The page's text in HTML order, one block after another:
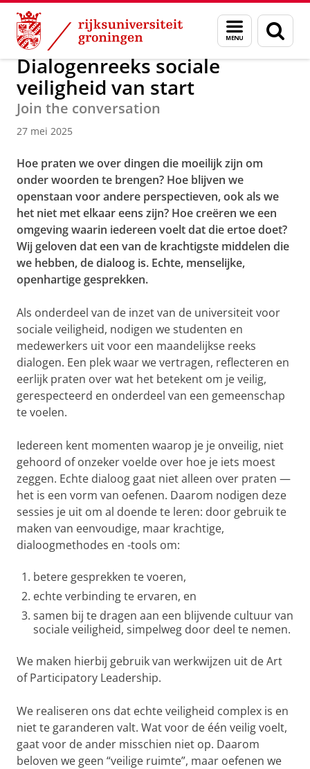
Skip
Content
Skip
Navigation
Menu
en
zoeken
Over ons Beleid en strategie Sociale Veiligheid
Dialogenreeks sociale
veiligheid van start
Join the conversation
27 mei 2025
Hoe praten we over dingen die moeilijk zijn om
onder woorden te brengen? Hoe blijven we
openstaan voor andere perspectieven, ook als we
het niet met elkaar eens zijn? Hoe creëren we een
omgeving waarin iedereen voelt dat die ertoe doet?
Wij geloven dat een van de krachtigste middelen die
we hebben, de dialoog is. Echte, menselijke,
openhartige gesprekken.
Als onderdeel van de inzet van de universiteit voor
sociale veiligheid, nodigen we studenten en
medewerkers uit voor een maandelijkse reeks
dialogen. Een plek waar we vertragen, reflecteren en
eerlijk praten over wat het betekent om je veilig,
gerespecteerd en onderdeel van een gemeenschap
te voelen.
Iedereen kent momenten waarop je je onveilig, niet
gehoord of onzeker voelde over hoe je iets moest
zeggen. Echte dialoog gaat niet alleen over praten —
het is een vorm van oefenen. Daarom nodigen deze
sessies je uit om al doende te leren: door gebruik te
maken van eenvoudige, maar krachtige,
dialoogmethodes en -tools om:
betere gesprekken te voeren,
echte verbinding te ervaren, en
samen bij te dragen aan een blijvende cultuur van
sociale veiligheid, simpelweg door deel te nemen.
We maken hierbij gebruik van werkwijzen uit de Art
of Participatory Leadership.
We realiseren ons dat echte veiligheid complex is en
niet te garanderen valt. Wat voor de één veilig voelt,
gaat voor de ander misschien niet op. Daarom
beloven we geen “veilige ruimte”, maar oefenen we